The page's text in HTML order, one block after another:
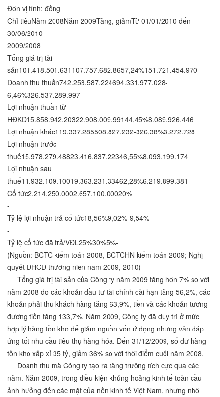
Đơn vị tính: đồng
Chỉ tiêuNăm 2008Năm 2009Tăng, giảmTừ 01/01/2010 đến
30/06/2010
2009/2008
Tổng giá trị tài
sản101.418.501.631107.757.682.8657,24%151.721.454.970
Doanh thu thuần742.253.587.224694.331.977.028-
6,46%326.537.289.997
Lợi nhuận thuần từ
HĐKD15.858.942.20322.908.009.99144,45%8.089.926.446
Lợi nhuận khác119.337.285508.827.232-326,38%3.272.728
Lợi nhuận trước
thuế15.978.279.48823.416.837.22346,55%8.093.199.174
Lợi nhuận sau
thuế11.932.109.10019.363.231.33462,28%6.219.899.381
Cổ tức2.214.250.0002.657.100.00020%
-
Tỷ lệ lợi nhuận trả cổ tức18,56%9,02%-9,54%
-
Tỷ lệ cổ tức đã trả/VĐL25%30%5%-
(Nguồn: BCTC kiểm toán 2008, BCTCHN kiểm toán 2009; Nghị
quyết ĐHCĐ thường niên năm 2009, 2010)
Tổng giá trị tài sản của Công ty năm 2009 tăng hơn 7% so với
năm 2008 do các khoản đầu tư tài chính dài hạn tăng 56,2%, các
khoản phải thu khách hàng tăng 63,9%, tiền và các khoản tương
đương tiền tăng 133,7%. Năm 2009, Công ty đã duy trì ở mức
hợp lý hàng tồn kho để giảm nguồn vốn ứ đọng nhưng vẫn đáp
ứng tốt nhu cầu tiêu thụ hàng hóa. Đến 31/12/2009, số dư hàng
tồn kho xấp xỉ 35 tỷ, giảm 36% so với thời điểm cuối năm 2008.
Doanh thu mà Công ty tạo ra tăng trưởng tích cực qua các
năm. Năm 2009, trong điều kiện khủng hoảng kinh tế toàn cầu
ảnh hưởng đến các mặt của nền kinh tế Việt Nam, nhưng nhờ